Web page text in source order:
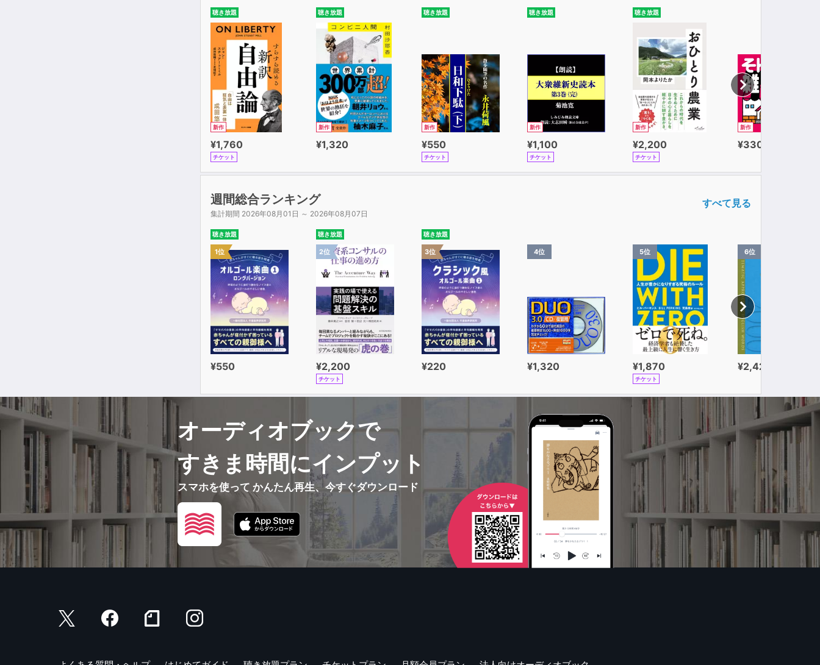
聴き放題
新作
¥1,760
チケット
聴き放題
新作
¥1,320
聴き放題
新作
¥550
チケット
聴き放題
新作
¥1,100
チケット
聴き放題
新作
¥2,200
チケット
新作
¥330
週間総合ランキング
集計期間 2026年08月01日 ～ 2026年08月07日
すべて見る
聴き放題
1位
¥550
聴き放題
2位
¥2,200
チケット
聴き放題
3位
¥220
4位
¥1,320
5位
¥1,870
チケット
6位
¥2,420
オーディオブックで
すきま時間にインプット
スマホを使って かんたん再生、今すぐダウンロード